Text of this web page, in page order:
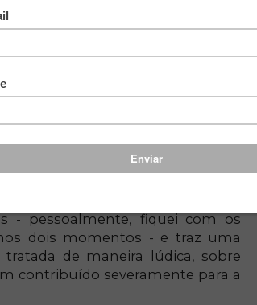
no país nos últimos dias,
sem publicar nada aqui no
ideia adiante, não houvesse
infantil
maio, aos sábados e domingos,
no bairro do Flamengo (Rua
Janeiro.
de história que desperte o
A narrativa é capaz de
- pessoalmente, fiquei com os
dois momentos - e traz uma
de maneira lúdica, sobre
contribuído severamente para a